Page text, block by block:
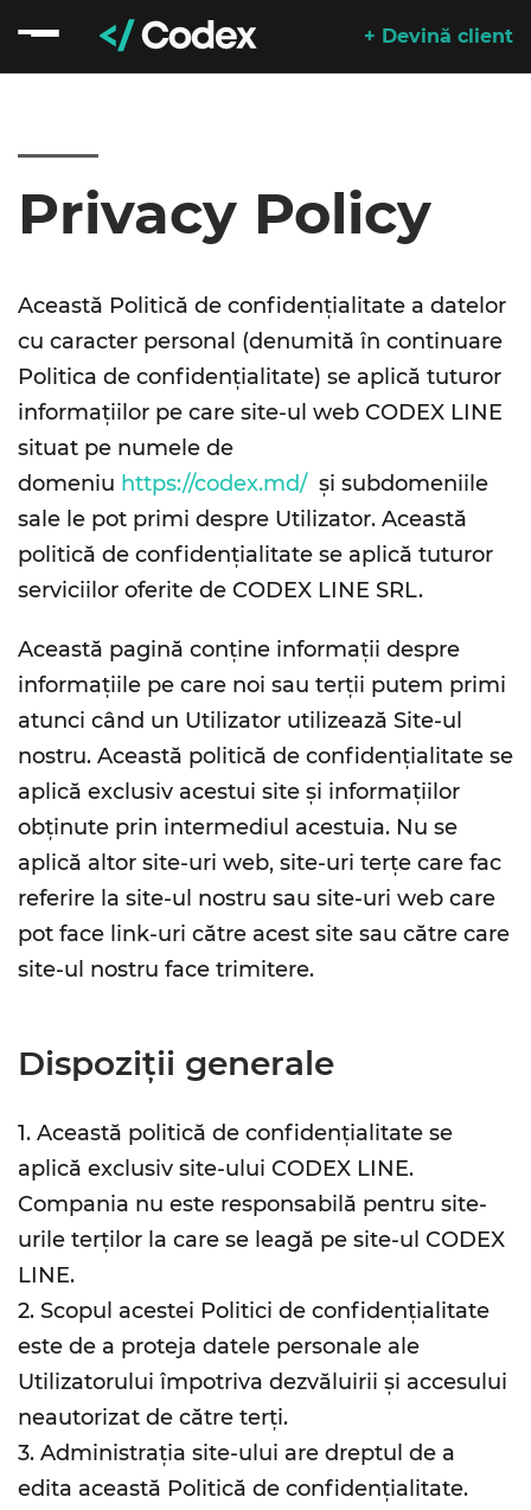
+ Devină client
Privacy Policy
Această Politică de confidențialitate a datelor
cu caracter personal (denumită în continuare
Politica de confidențialitate) se aplică tuturor
informațiilor pe care site-ul web CODEX LINE
situat pe numele de
domeniu https://codex.md/și subdomeniile
sale le pot primi despre Utilizator. Această
politică de confidențialitate se aplică tuturor
serviciilor oferite de CODEX LINE SRL.
Această pagină conține informații despre
informațiile pe care noi sau terții putem primi
atunci când un Utilizator utilizează Site-ul
nostru. Această politică de confidențialitate se
aplică exclusiv acestui site și informațiilor
obținute prin intermediul acestuia. Nu se
aplică altor site-uri web, site-uri terțe care fac
referire la site-ul nostru sau site-uri web care
pot face link-uri către acest site sau către care
site-ul nostru face trimitere.
Dispoziții generale
1. Această politică de confidențialitate se
aplică exclusiv site-ului CODEX LINE.
Compania nu este responsabilă pentru site-
urile terților la care se leagă pe site-ul CODEX
LINE.
2. Scopul acestei Politici de confidențialitate
este de a proteja datele personale ale
Utilizatorului împotriva dezvăluirii și accesului
neautorizat de către terți.
3. Administrația site-ului are dreptul de a
edita această Politică de confidențialitate.